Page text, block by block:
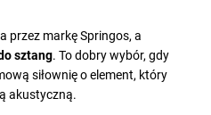
przez markę Springos, a
sztang. To dobry wybór, gdy
siłownię o element, który
akustyczną.